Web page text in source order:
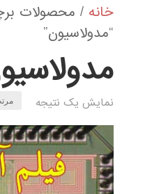
خانه / محصولات
“مدولاسیون”
نمایش یک نتیجه